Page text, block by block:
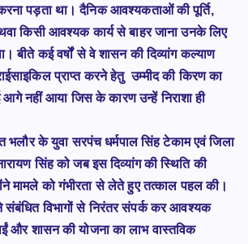
पड़ता था। दैनिक आवश्यकताओं की पूर्ति,
किसी आवश्यक कार्य से बाहर जाना उनके लिए
बीते कई वर्षों से वे शासन की दिव्यांग कल्याण
प्राप्त करने हेतु उम्मीद की किरण का
नहीं आया जिस के कारण उन्हें निराशा ही
भलौर के युवा सरपंच धर्मपाल सिंह टेकाम एवं जिला
सिंह को जब इस दिव्यांग की स्थिति की
मामले को गंभीरता से लेते हुए तत्काल पहल की।
संबंधित विभागों से निरंतर संपर्क कर आवश्यक
और शासन की योजना का लाभ वास्तविक